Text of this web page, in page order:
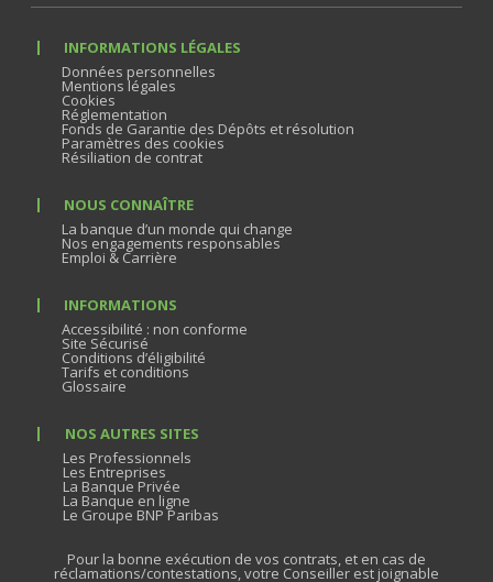
INFORMATIONS LÉGALES
Données personnelles
Mentions légales
Cookies
Réglementation
Fonds de Garantie des Dépôts et résolution
Paramètres des cookies
Résiliation de contrat
NOUS CONNAÎTRE
La banque d’un monde qui change
Nos engagements responsables
Emploi & Carrière
INFORMATIONS
Accessibilité : non conforme
Site Sécurisé
Conditions d’éligibilité
Tarifs et conditions
Glossaire
NOS AUTRES SITES
Les Professionnels
Les Entreprises
La Banque Privée
La Banque en ligne
Le Groupe BNP Paribas
Pour la bonne exécution de vos contrats, et en cas de
réclamations/contestations, votre Conseiller est joignable